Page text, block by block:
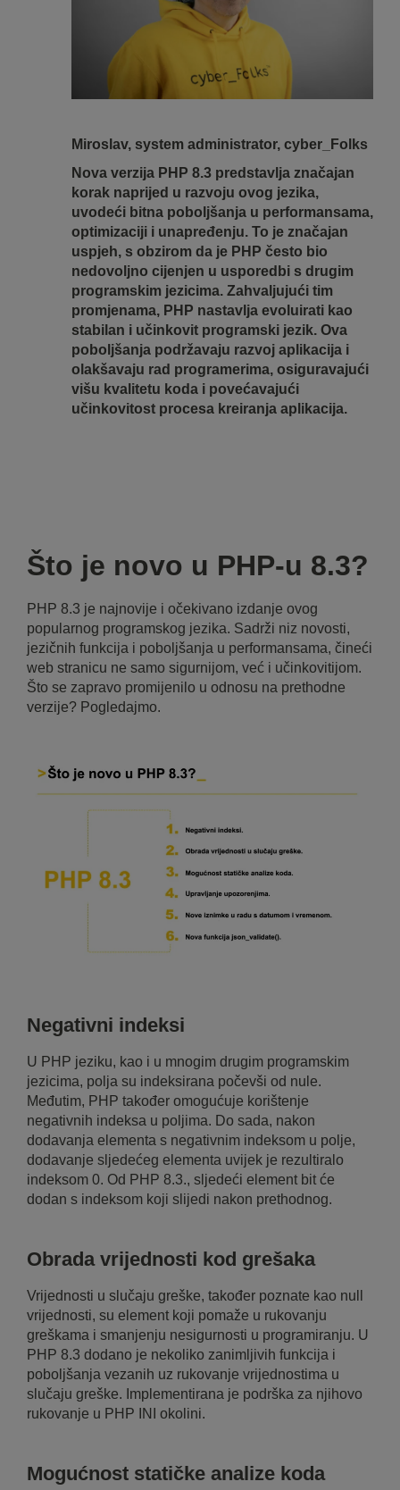
Miroslav, system administrator, cyber_Folks
Nova verzija PHP 8.3 predstavlja značajan
korak naprijed u razvoju ovog jezika,
uvodeći bitna poboljšanja u performansama,
optimizaciji i unapređenju. To je značajan
uspjeh, s obzirom da je PHP često bio
nedovoljno cijenjen u usporedbi s drugim
programskim jezicima. Zahvaljujući tim
promjenama, PHP nastavlja evoluirati kao
stabilan i učinkovit programski jezik. Ova
poboljšanja podržavaju razvoj aplikacija i
olakšavaju rad programerima, osiguravajući
višu kvalitetu koda i povećavajući
učinkovitost procesa kreiranja aplikacija.
Što je novo u PHP-u 8.3?
PHP 8.3 je najnovije i očekivano izdanje ovog
popularnog programskog jezika. Sadrži niz novosti,
jezičnih funkcija i poboljšanja u performansama, čineći
web stranicu ne samo sigurnijom, već i učinkovitijom.
Što se zapravo promijenilo u odnosu na prethodne
verzije? Pogledajmo.
Negativni indeksi
U PHP jeziku, kao i u mnogim drugim programskim
jezicima, polja su indeksirana počevši od nule.
Međutim, PHP također omogućuje korištenje
negativnih indeksa u poljima. Do sada, nakon
dodavanja elementa s negativnim indeksom u polje,
dodavanje sljedećeg elementa uvijek je rezultiralo
indeksom 0. Od PHP 8.3., sljedeći element bit će
dodan s indeksom koji slijedi nakon prethodnog.
Obrada vrijednosti kod grešaka
Vrijednosti u slučaju greške, također poznate kao null
vrijednosti, su element koji pomaže u rukovanju
greškama i smanjenju nesigurnosti u programiranju. U
PHP 8.3 dodano je nekoliko zanimljivih funkcija i
poboljšanja vezanih uz rukovanje vrijednostima u
slučaju greške. Implementirana je podrška za njihovo
rukovanje u PHP INI okolini.
Mogućnost statičke analize koda